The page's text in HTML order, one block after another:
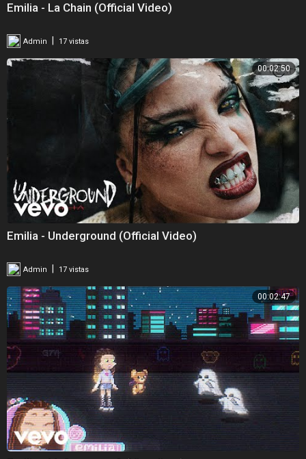
Emilia - La Chain (Official Video)
Admin 17 vistas
00:02:50
Emilia - Underground (Official Video)
Admin 17 vistas
00:02:47